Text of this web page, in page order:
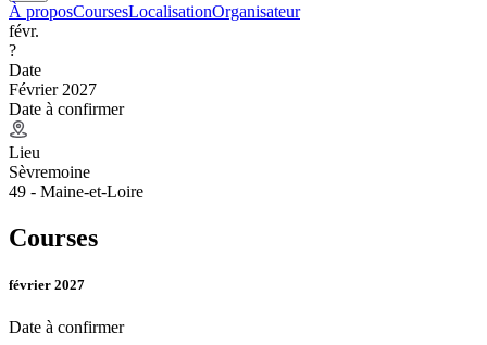
À proposCoursesLocalisationOrganisateur
févr.
?
Date
Février 2027
Date à confirmer
Lieu
Sèvremoine
49 - Maine-et-Loire
Courses
février 2027
Date à confirmer